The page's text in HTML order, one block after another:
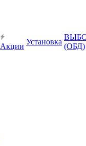
Акции
Установка
(ОБД)